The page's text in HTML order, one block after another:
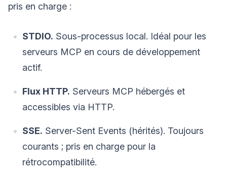
pris en charge :
STDIO. Sous-processus local. Idéal pour les
serveurs MCP en cours de développement
actif.
Flux HTTP. Serveurs MCP hébergés et
accessibles via HTTP.
SSE. Server-Sent Events (hérités). Toujours
courants ; pris en charge pour la
rétrocompatibilité.